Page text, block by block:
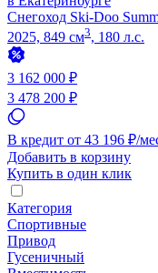
Снегоход Ski-Doo
2025, 849 см3, 180 л.с.
3 162 000 ₽
3 478 200 ₽
В кредит от 43 196 ₽/
Добавить в корзину
Купить в один клик
Категория
Спортивные
Привод
Гусеничный